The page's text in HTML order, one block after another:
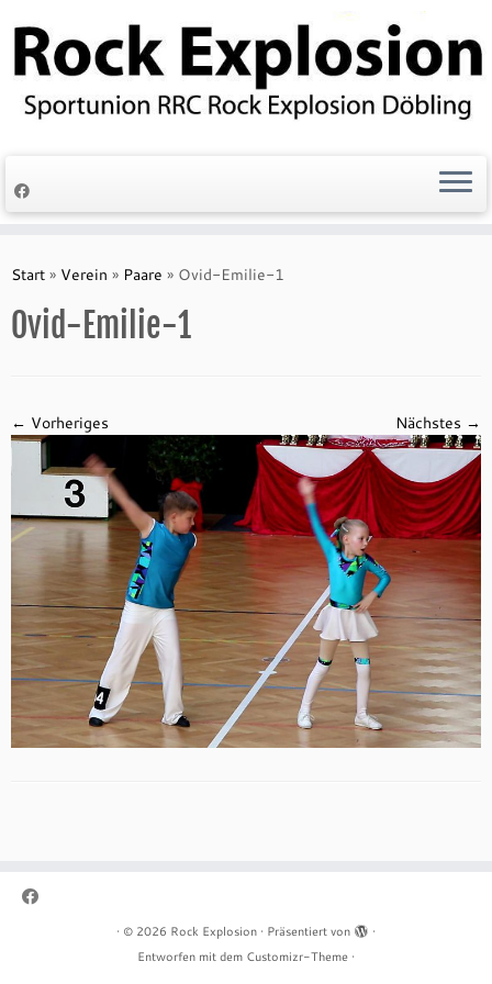
Inhalt
springen
Start » Verein » Paare » Ovid-Emilie-1
Ovid-Emilie-1
← Vorheriges Nächstes →
· © 2026 Rock Explosion · Präsentiert von
·
Entworfen mit dem Customizr-Theme ·